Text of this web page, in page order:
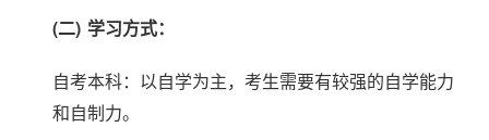
(二) 学习方式：
自考本科：以自学为主，考生需要有较强的自学能力
和自制力。